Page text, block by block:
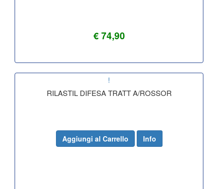
€ 74,90
!
RILASTIL DIFESA TRATT A/ROSSOR
Aggiungi al Carrello Info